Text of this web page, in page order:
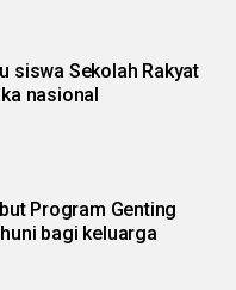
siswa Sekolah Rakyat
nasional
Program Genting
bagi keluarga